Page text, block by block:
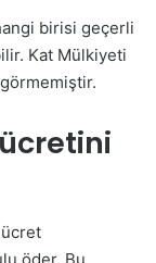
birisi geçerli
Kat Mülkiyeti
öder. Bu